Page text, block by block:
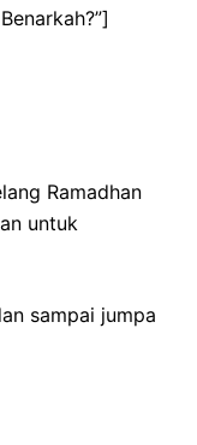
Ramadhan
untuk
sampai jumpa